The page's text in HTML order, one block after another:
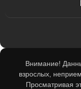
ТЦ
ТЦ Замок: пр.
Внимание!
взрослых,
Просматривая